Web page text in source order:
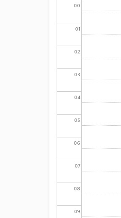
00
01
02
03
04
05
06
07
08
09